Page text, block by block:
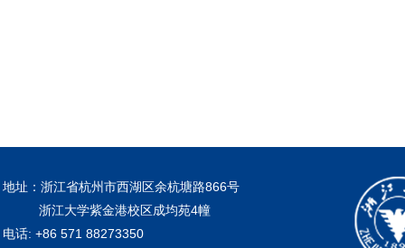
地址：浙江省杭州市西湖区余杭塘路866号
浙江大学紫金港校区成均苑4幢
电话: +86 571 88273350